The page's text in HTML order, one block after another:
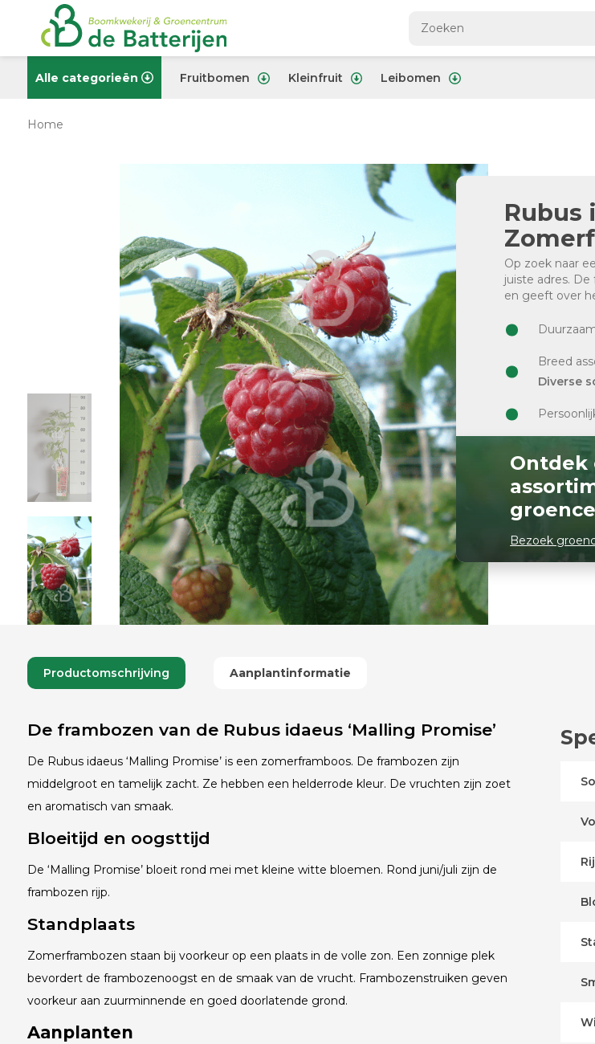
Alle categorieën Fruitbomen Kleinfruit Leibomen
Home
Rubus
Op zoek naar
juiste adres.
en geeft over
Breed
Diverse
Ontdek
Bezoek
Productomschrijving Aanplantinformatie
De frambozen van de Rubus idaeus ‘Malling Promise’
De Rubus idaeus ‘Malling Promise’ is een zomerframboos. De frambozen zijn
middelgroot en tamelijk zacht. Ze hebben een helderrode kleur. De vruchten zijn zoet
en aromatisch van smaak.
Bloeitijd en oogsttijd
De ‘Malling Promise’ bloeit rond mei met kleine witte bloemen. Rond juni/juli zijn de
frambozen rijp.
Standplaats
Zomerframbozen staan bij voorkeur op een plaats in de volle zon. Een zonnige plek
bevordert de frambozenoogst en de smaak van de vrucht. Frambozenstruiken geven
voorkeur aan zuurminnende en goed doorlatende grond.
Aanplanten